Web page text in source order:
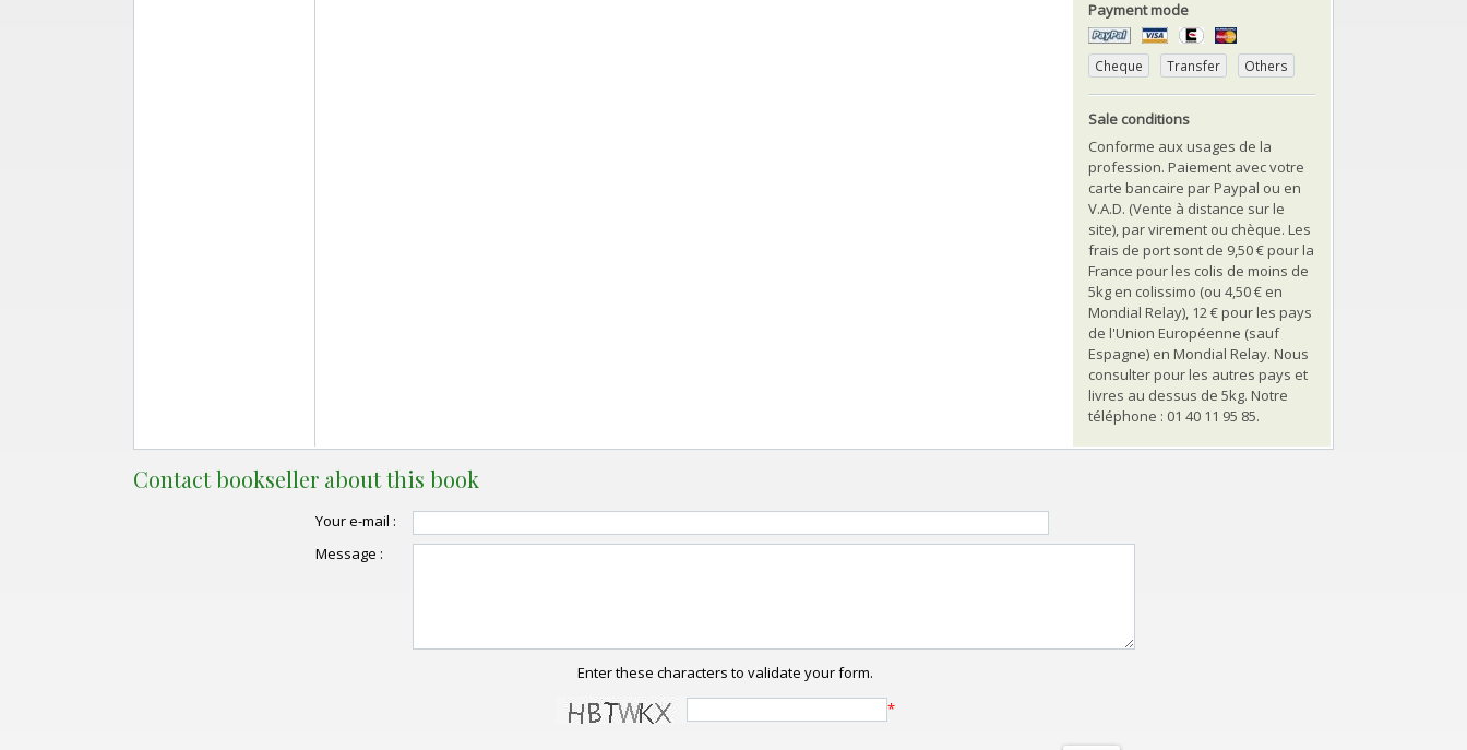
Payment mode
Cheque Transfer Others
Sale conditions
Conforme aux usages de la
profession. Paiement avec votre
carte bancaire par Paypal ou en
V.A.D. (Vente à distance sur le
site), par virement ou chèque. Les
frais de port sont de 9,50 € pour la
France pour les colis de moins de
5kg en colissimo (ou 4,50 € en
Mondial Relay), 12 € pour les pays
de l'Union Européenne (sauf
Espagne) en Mondial Relay. Nous
consulter pour les autres pays et
livres au dessus de 5kg. Notre
téléphone : 01 40 11 95 85.
Contact bookseller about this book
Your e-mail :
Message :
Enter these characters to validate your form.
*